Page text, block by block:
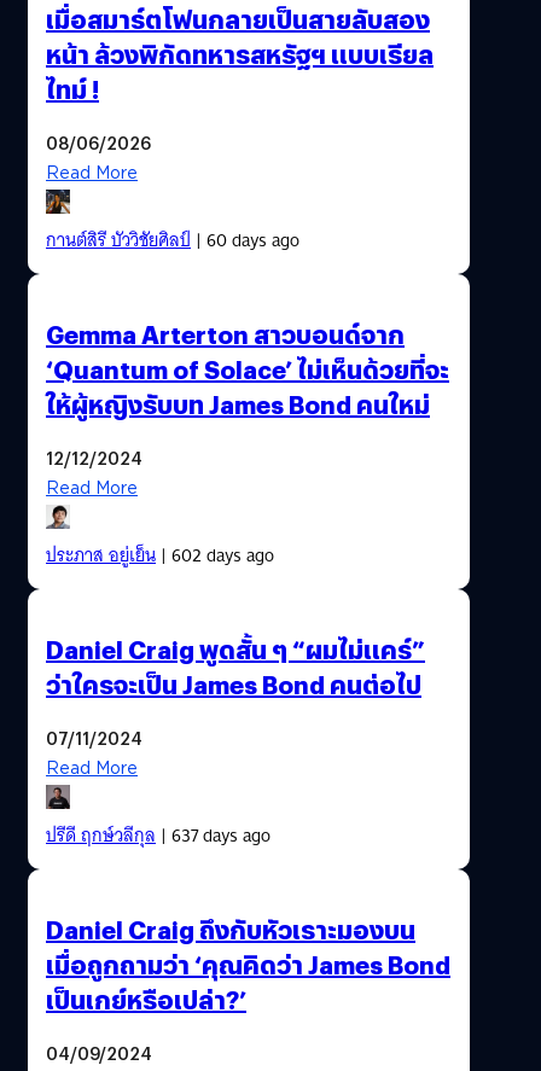
เมื่อสมาร์ตโฟนกลายเป็นสายลับสอง
หน้า ล้วงพิกัดทหารสหรัฐฯ แบบเรียล
ไทม์ !
08/06/2026
Read More
กานต์สิรี บัววิชัยศิลป์| 60 days ago
Gemma Arterton สาวบอนด์จาก
‘Quantum of Solace’ ไม่เห็นด้วยที่จะ
ให้ผู้หญิงรับบท James Bond คนใหม่
12/12/2024
Read More
ประภาส อยู่เย็น| 602 days ago
Daniel Craig พูดสั้น ๆ “ผมไม่แคร์”
ว่าใครจะเป็น James Bond คนต่อไป
07/11/2024
Read More
ปรีดี ฤกษ์วลีกุล| 637 days ago
Daniel Craig ถึงกับหัวเราะมองบน
เมื่อถูกถามว่า ‘คุณคิดว่า James Bond
เป็นเกย์หรือเปล่า?’
04/09/2024